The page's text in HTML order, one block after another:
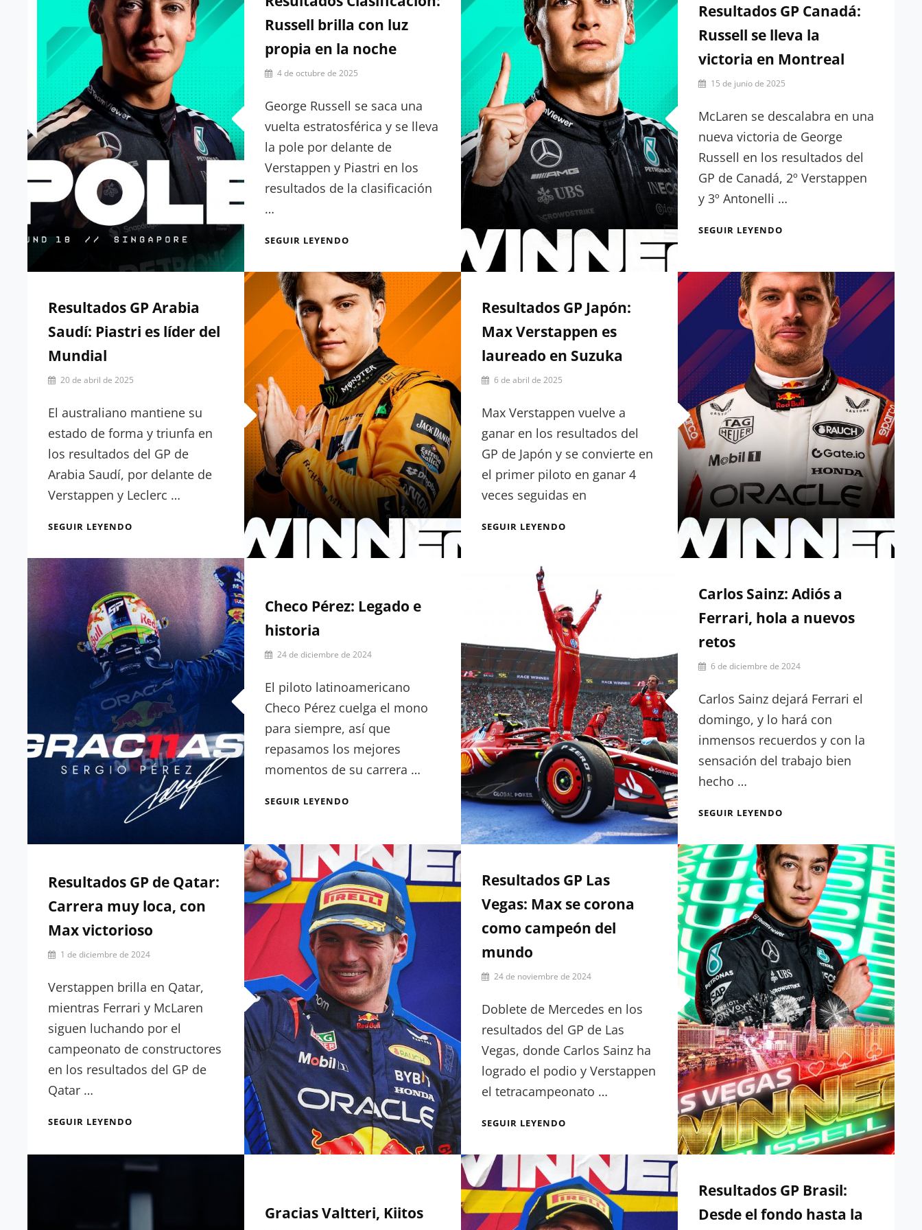
Russell brilla con luz
propia en la noche
Por
Muñoz
4 de octubre de 2025
George Russell se saca una
vuelta estratosférica y se lleva
la pole por delante de
Verstappen y Piastri en los
resultados de la clasificación
…
SEGUIR LEYENDO
BRILLA
CON
LUZ
PROPIA
EN
LA
NOCHE
Resultados GP Canadá:
Russell se lleva la
victoria en Montreal
Por
Muñoz
15 de junio de 2025
McLaren se descalabra en una
nueva victoria de George
Russell en los resultados del
GP de Canadá, 2º Verstappen
y 3º Antonelli …
SEGUIR LEYENDO
RUSSELL
SE
LLEVA
LA
VICTORIA
EN
MONTREAL
Resultados GP Arabia
Saudí: Piastri es líder del
Mundial
Por
Muñoz
20 de abril de 2025
El australiano mantiene su
estado de forma y triunfa en
los resultados del GP de
Arabia Saudí, por delante de
Verstappen y Leclerc …
SEGUIR LEYENDO
SAUDÍ:
PIASTRI
ES
LÍDER
DEL
MUNDIAL
Resultados GP Japón:
Max Verstappen es
laureado en Suzuka
Por
Muñoz
6 de abril de 2025
Max Verstappen vuelve a
ganar en los resultados del
GP de Japón y se convierte en
el primer piloto en ganar 4
veces seguidas en
SEGUIR LEYENDO
LAUREADO
EN
SUZUKA
Checo Pérez: Legado e
historia
Por
Muñoz
24 de diciembre de 2024
El piloto latinoamericano
Checo Pérez cuelga el mono
para siempre, así que
repasamos los mejores
momentos de su carrera …
SEGUIR LEYENDO
HISTORIA
Carlos Sainz: Adiós a
Ferrari, hola a nuevos
retos
Por
Muñoz
6 de diciembre de 2024
Carlos Sainz dejará Ferrari el
domingo, y lo hará con
inmensos recuerdos y con la
sensación del trabajo bien
hecho …
SEGUIR LEYENDO
A
FERRARI,
HOLA
A
NUEVOS
RETOS
Resultados GP de Qatar:
Carrera muy loca, con
Max victorioso
Por
Muñoz
1 de diciembre de 2024
Verstappen brilla en Qatar,
mientras Ferrari y McLaren
siguen luchando por el
campeonato de constructores
en los resultados del GP de
Qatar …
SEGUIR LEYENDO
QATAR:
MUY
Resultados GP Las
Vegas: Max se corona
como campeón del
mundo
Por
Muñoz
24 de noviembre de 2024
Doblete de Mercedes en los
resultados del GP de Las
Vegas, donde Carlos Sainz ha
logrado el podio y Verstappen
el tetracampeonato …
SEGUIR LEYENDO
VEGAS:
MAX
SE
CORONA
COMO
Gracias Valtteri, Kiitos
Resultados GP Brasil:
Desde el fondo hasta la